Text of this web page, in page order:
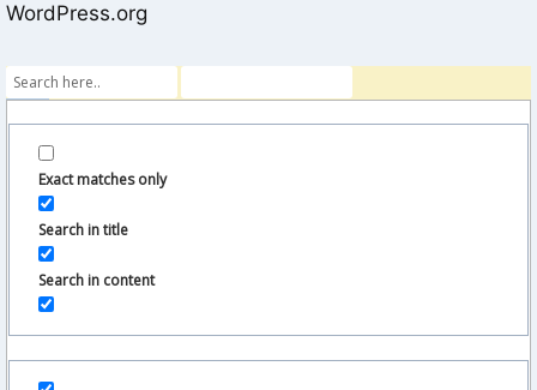
WordPress.org
Exact matches only
Search in title
Search in content